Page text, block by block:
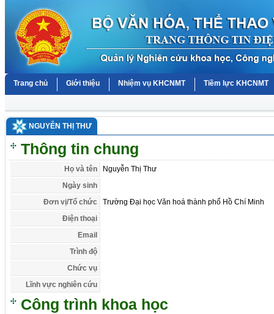
Trang chủ Giới thiệu Nhiệm vụ KHCNMT Tiềm lực KHCNMT
NGUYỄN THỊ THƯ
Thông tin chung
Họ và tên
Nguyễn Thị Thư
Ngày sinh
Đơn vị/Tổ chức
Trường Đại học Văn hoá thành phố Hồ Chí Minh
Điện thoại
Email
Trình độ
Chức vụ
Lĩnh vực nghiên cứu
Công trình khoa học